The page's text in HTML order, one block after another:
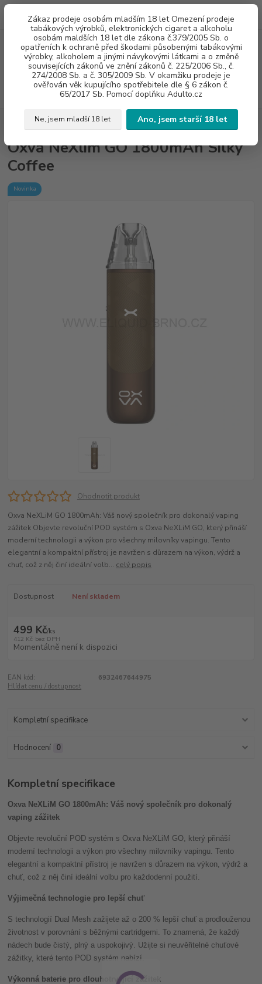
Zákaz prodeje osobám mladším 18 let Omezení prodeje
tabákových výrobků, elektronických cigaret a alkoholu
osobám maldších 18 let dle zákona č.379/2005 Sb. o
opatřeních k ochraně před škodami působenými tabákovými
výrobky, alkoholem a jinými návykovými látkami a o změně
souvisejících zákonů ve znění zákonů č. 225/2006 Sb., č.
274/2008 Sb. a č. 305/2009 Sb. V okamžiku prodeje je
ověřován věk kupujícího spotřebitele dle § 6 zákon č.
65/2017 Sb. Pomocí doplňku Adulto.cz
Ne, jsem mladší 18 let Ano, jsem starší 18 let
Menu
CZK
Hledat
8:00-20:00
za0 Kč
E - CIGARETY Oxva NeXlim GO 1800mAh Silky Coffee
Oxva NeXlim GO 1800mAh Silky
Coffee
Novinka
Ohodnotit produkt
Oxva NeXLiM GO 1800mAh: Váš nový společník pro dokonalý vaping
zážitek Objevte revoluční POD systém s Oxva NeXLiM GO, který přináší
moderní technologii a výkon pro všechny milovníky vapingu. Tento
elegantní a kompaktní přístroj je navržen s důrazem na výkon, výdrž a
chuť, což z něj činí ideální volb... celý popis
Dostupnost Není skladem
499 Kč/ks
412 Kč bez DPH
Momentálně není k dispozici
EAN kód:
6932467644975
Hlídat cenu / dostupnost
Kompletní specifikace
Hodnocení 0
Kompletní specifikace
Oxva NeXLiM GO 1800mAh: Váš nový společník pro dokonalý
vaping zážitek
Objevte revoluční POD systém s Oxva NeXLiM GO, který přináší
moderní technologii a výkon pro všechny milovníky vapingu. Tento
elegantní a kompaktní přístroj je navržen s důrazem na výkon, výdrž a
chuť, což z něj činí ideální volbu pro každodenní použití.
Výjimečná technologie pro lepší chuť
S technologií Dual Mesh zažijete až o 200 % lepší chuť a prodlouženou
životnost v porovnání s běžnými cartridgemi. To znamená, že každý
nádech bude čistý, plný a uspokojivý. Užijte si neuvěřitelné chuťové
zážitky, které tento POD systém nabízí.
Výkonná baterie pro dlouhotrvající zážitek